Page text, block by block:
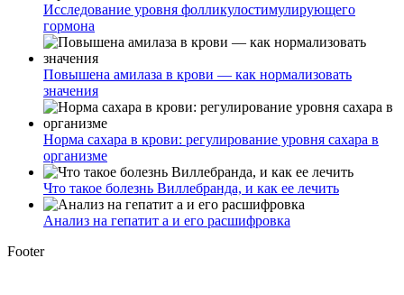
Исследование уровня фолликулостимулирующего
гормона
Повышена амилаза в крови — как нормализовать
значения
Норма сахара в крови: регулирование уровня сахара в
организме
Что такое болезнь Виллебранда, и как ее лечить
Анализ на гепатит а и его расшифровка
Footer